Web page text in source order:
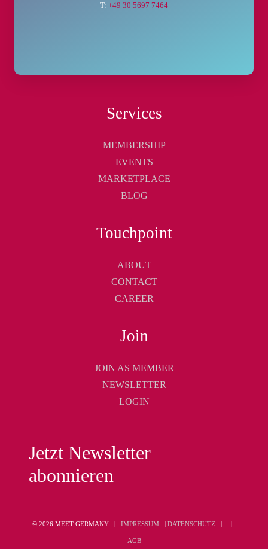
T: +49 30 5697 7464
Services
MEMBERSHIP
EVENTS
MARKETPLACE
BLOG
Touchpoint
ABOUT
CONTACT
CAREER
Join
JOIN AS MEMBER
NEWSLETTER
LOGIN
Jetzt Newsletter
abonnieren
© 2026 MEET GERMANY | IMPRESSUM | DATENSCHUTZ | |
AGB